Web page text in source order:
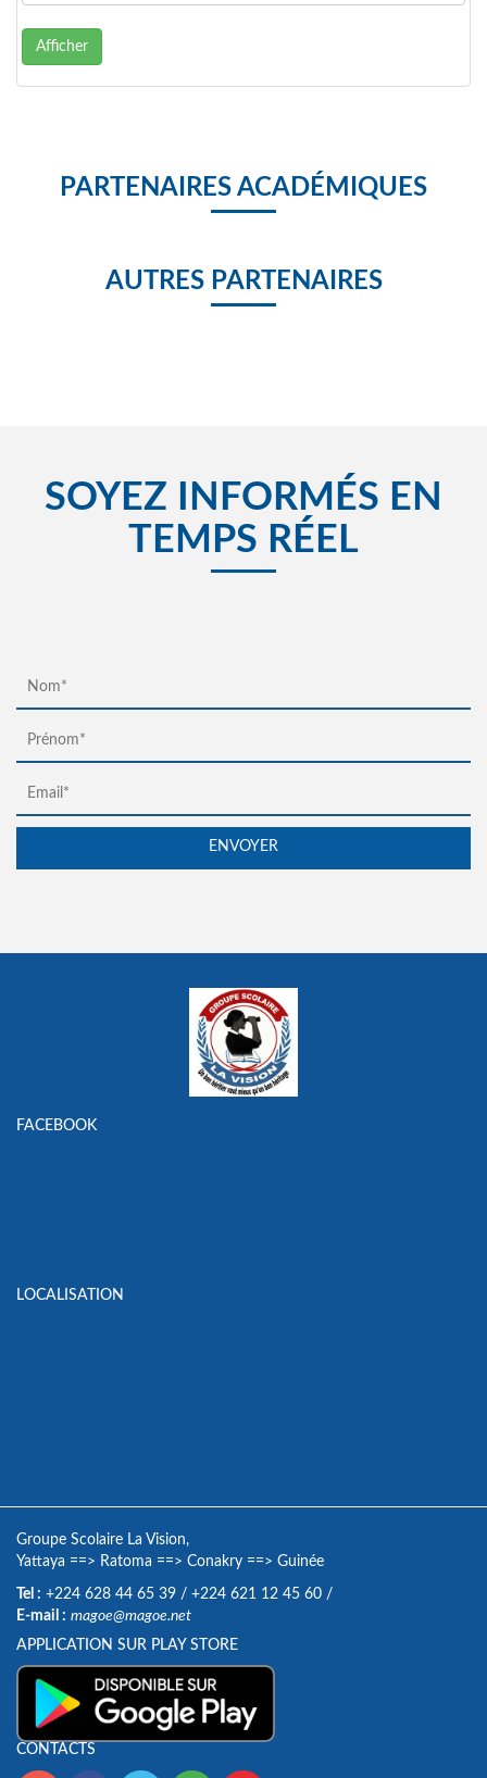
Afficher
PARTENAIRES ACADÉMIQUES
AUTRES PARTENAIRES
SOYEZ INFORMÉS EN
TEMPS RÉEL
FACEBOOK
LOCALISATION
Groupe Scolaire La Vision,
Yattaya ==> Ratoma ==> Conakry ==> Guinée
Tel : +224 628 44 65 39 / +224 621 12 45 60 /
E-mail : magoe@magoe.net
APPLICATION SUR PLAY STORE
CONTACTS